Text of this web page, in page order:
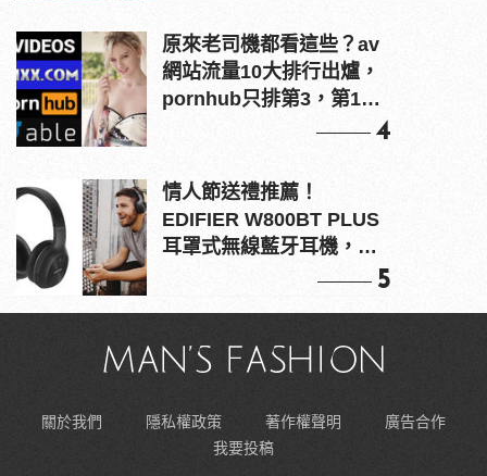
原來老司機都看這些？av
網站流量10大排行出爐，
pornhub只排第3，第1名
4
情人節送禮推薦！
EDIFIER W800BT PLUS
耳罩式無線藍牙耳機，在
5
關於我們 隱私權政策 著作權聲明
廣告合作
我要投稿